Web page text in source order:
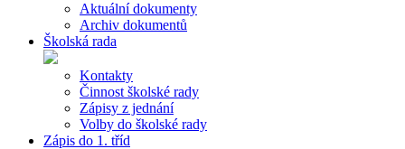
Aktuální dokumenty
Archiv dokumentů
Školská rada
Kontakty
Činnost školské rady
Zápisy z jednání
Volby do školské rady
Zápis do 1. tříd